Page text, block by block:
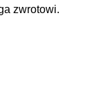
zwrotowi.